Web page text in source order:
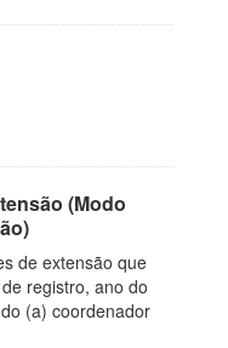
(Modo
de extensão que
registro, ano do
(a) coordenador